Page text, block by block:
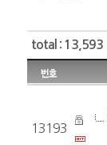
total : 13,593
13193